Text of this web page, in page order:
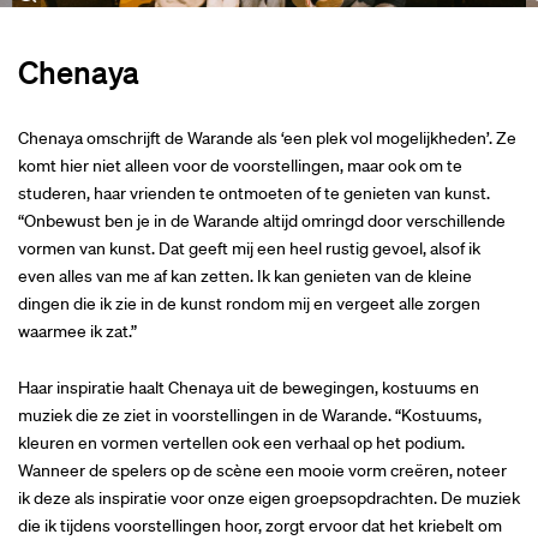
Chenaya
Chenaya omschrijft de Warande als ‘een plek vol mogelijkheden’. Ze
komt hier niet alleen voor de voorstellingen, maar ook om te
studeren, haar vrienden te ontmoeten of te genieten van kunst.
“Onbewust ben je in de Warande altijd omringd door verschillende
vormen van kunst. Dat geeft mij een heel rustig gevoel, alsof ik
even alles van me af kan zetten. Ik kan genieten van de kleine
dingen die ik zie in de kunst rondom mij en vergeet alle zorgen
waarmee ik zat.”
Haar inspiratie haalt Chenaya uit de bewegingen, kostuums en
muziek die ze ziet in voorstellingen in de Warande. “Kostuums,
kleuren en vormen vertellen ook een verhaal op het podium.
Wanneer de spelers op de scène een mooie vorm creëren, noteer
ik deze als inspiratie voor onze eigen groepsopdrachten. De muziek
die ik tijdens voorstellingen hoor, zorgt ervoor dat het kriebelt om